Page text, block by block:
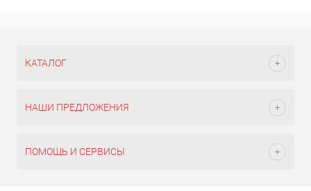
КАТАЛОГ
НАШИ ПРЕДЛОЖЕНИЯ
ПОМОЩЬ И СЕРВИСЫ